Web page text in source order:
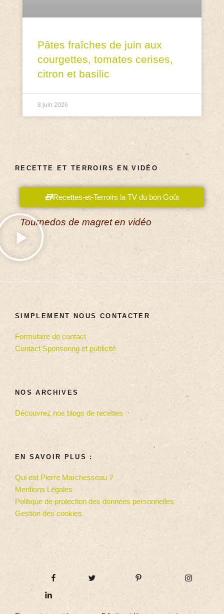
Pâtes fraîches de juin aux
courgettes, tomates cerises,
citron et basilic
8 juin 2026
RECETTE ET TERROIRS EN VIDÉO
Recettes-et-Terroirs la TV du bon Goût
Tournedos de magret en vidéo
SIMPLEMENT NOUS CONTACTER
Formulaire de contact
Contact Sponsoring et publicité
NOS ARCHIVES
Découvrez nos blogs de recettes
EN SAVOIR PLUS :
Qui est Pierre Marchesseau ?
Mentions Légales
Politique de protection des données personnelles
Gestion des cookies